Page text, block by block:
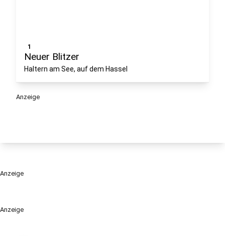
Anzeige
1
Neuer Blitzer
Haltern am See, auf dem Hassel
Anzeige
Anzeige